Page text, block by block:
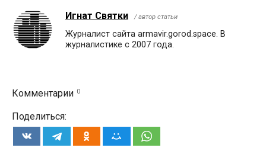
Игнат Святки / автор статьи
Журналист сайта armavir.gorod.space. В
журналистике с 2007 года.
Комментарии 0
Поделиться: